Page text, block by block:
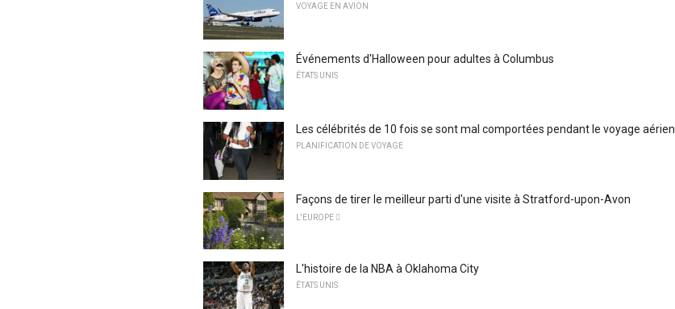
VOYAGE EN AVION
Événements d'Halloween pour adultes à Columbus
ÉTATS UNIS
Les célébrités de 10 fois se sont mal comportées pendant le voyage aérien
PLANIFICATION DE VOYAGE
Façons de tirer le meilleur parti d'une visite à Stratford-upon-Avon
L'EUROPE 
L'histoire de la NBA à Oklahoma City
ÉTATS UNIS